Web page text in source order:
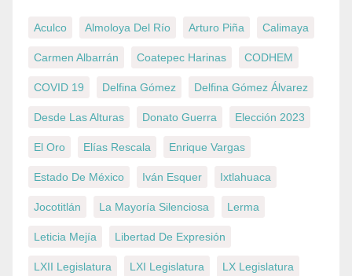
Aculco Almoloya Del Río Arturo Piña Calimaya
Carmen Albarrán Coatepec Harinas CODHEM
COVID 19 Delfina Gómez Delfina Gómez Álvarez
Desde Las Alturas Donato Guerra Elección 2023
El Oro Elías Rescala Enrique Vargas
Estado De México Iván Esquer Ixtlahuaca
Jocotitlán La Mayoría Silenciosa Lerma
Leticia Mejía Libertad De Expresión
LXII Legislatura LXI Legislatura LX Legislatura